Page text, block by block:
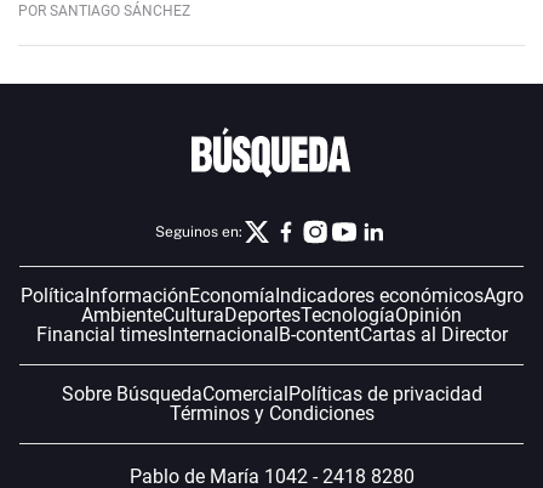
POR SANTIAGO SÁNCHEZ
Seguinos en:
Política InformaciónEconomía Indicadores económicosAgro
AmbienteCulturaDeportesTecnologíaOpinión
Financial timesInternacional B-contentCartas al Director
Sobre BúsquedaComercial Políticas de privacidad
Términos y Condiciones
Pablo de María 1042 - 2418 8280